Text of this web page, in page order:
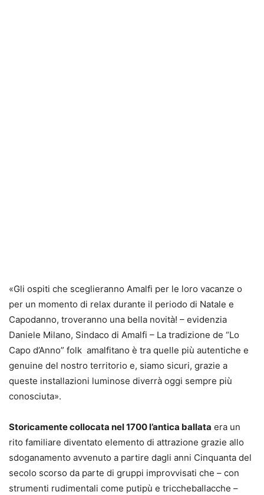
«Gli ospiti che sceglieranno Amalfi per le loro vacanze o
per un momento di relax durante il periodo di Natale e
Capodanno, troveranno una bella novità! – evidenzia
Daniele Milano, Sindaco di Amalfi – La tradizione de “Lo
Capo d’Anno” folk amalfitano è tra quelle più autentiche e
genuine del nostro territorio e, siamo sicuri, grazie a
queste installazioni luminose diverrà oggi sempre più
conosciuta».
Storicamente collocata nel 1700 l’antica ballata era un
rito familiare diventato elemento di attrazione grazie allo
sdoganamento avvenuto a partire dagli anni Cinquanta del
secolo scorso da parte di gruppi improvvisati che – con
strumenti rudimentali come putipù e triccheballacche –